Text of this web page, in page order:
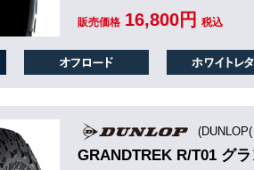
販売価格 16,800円 税込
GRANDTREK R/T01 グ